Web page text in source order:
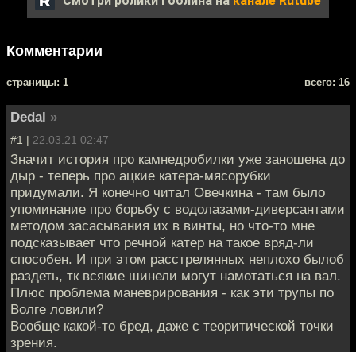
Комментарии
cтраницы: 1 всего: 16
Dedal »
#1 | 22.03.21 02:47
Значит история про камнедробилки уже заношена до
дыр - теперь про ацкие катера-мясорубки
придумали. Я конечно читал Овечкина - там было
упоминание про борьбу с водолазами-диверсантами
методом засасывания их в винты, но что-то мне
подсказывает что речной катер на такое вряд-ли
способен. И при этом расстрелянных неплохо былоб
раздеть, тк всякие шинели могут намотаться на вал.
Плюс проблема маневрирования - как эти трупы по
Волге ловили?
Вообще какой-то бред, даже с теоритической точки
зрения.